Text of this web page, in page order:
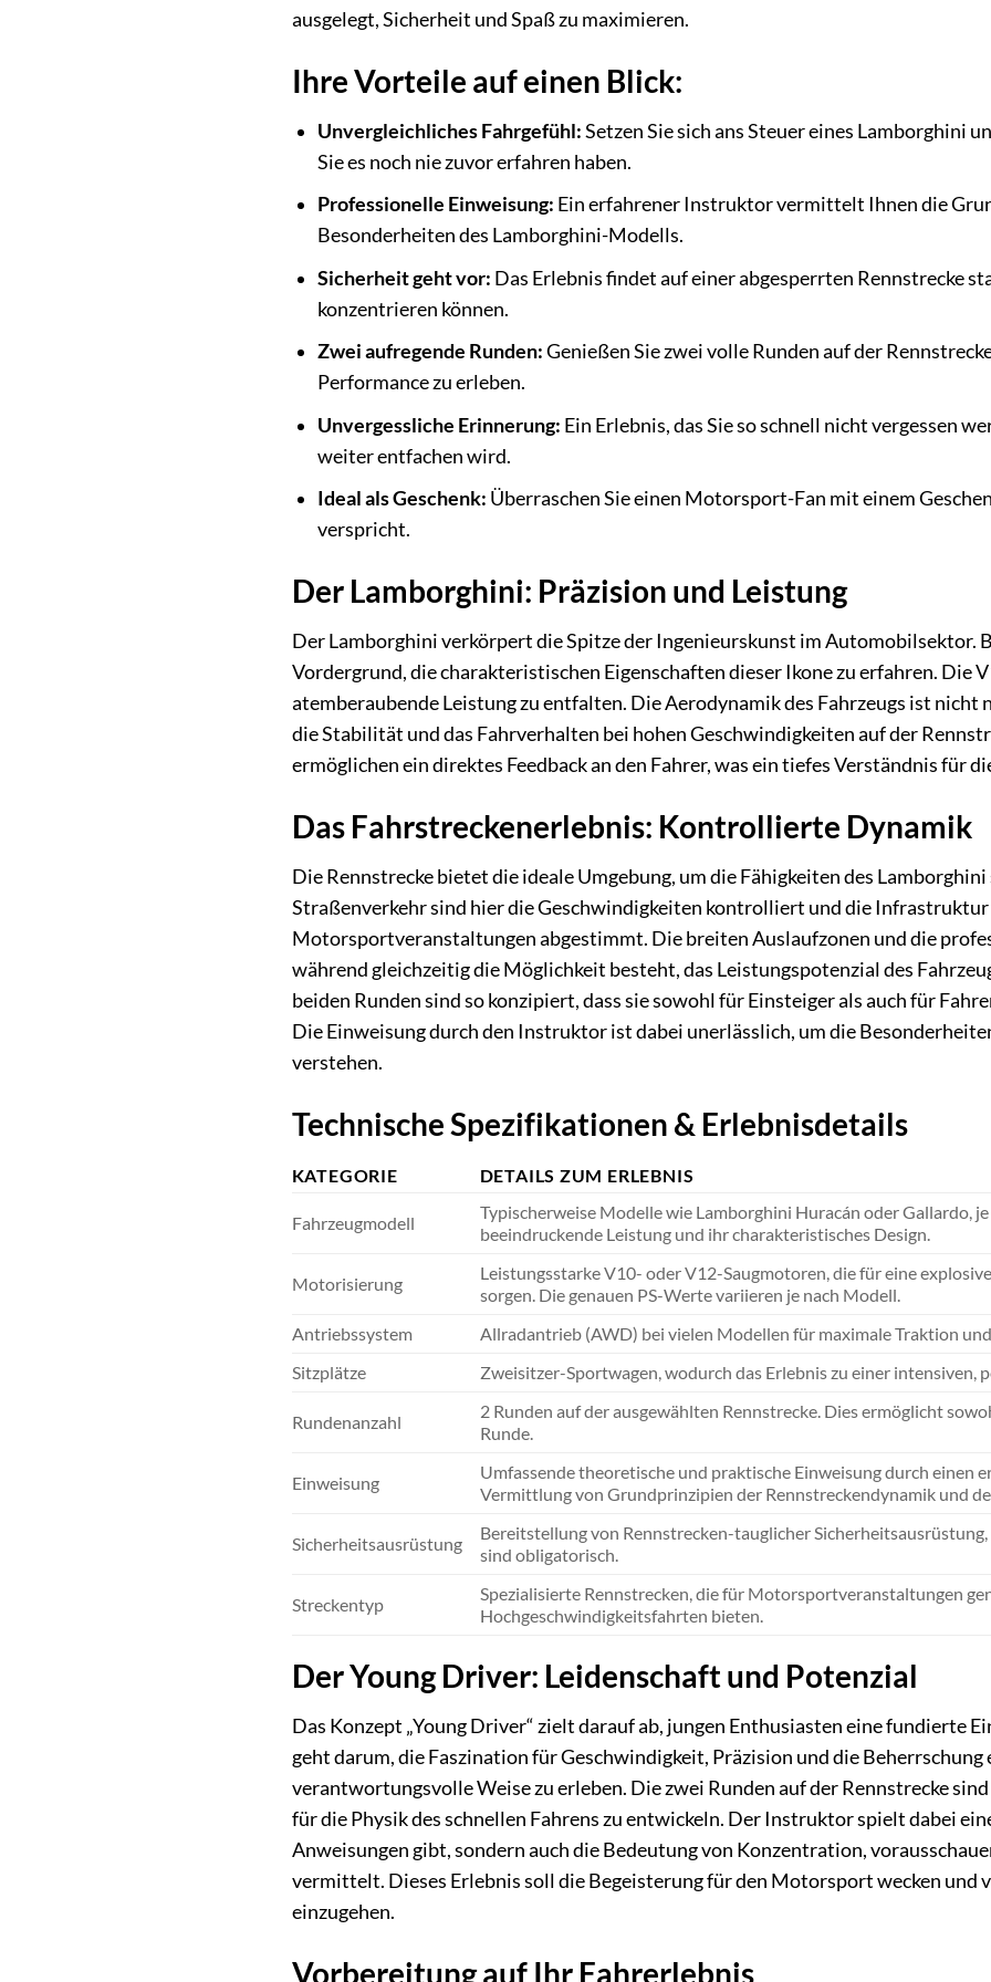
ausgelegt, Sicherheit und Spaß zu maximieren.
Ihre Vorteile auf einen Blick:
Unvergleichliches Fahrgefühl:Setzen Sie sich ans Steuer eines Lamborghini
Sie es noch nie zuvor erfahren haben.
Professionelle Einweisung: Ein erfahrener Instruktor vermittelt Ihnen die
Besonderheiten des Lamborghini-Modells.
Sicherheit geht vor: Das Erlebnis findet auf einer abgesperrten Rennstrecke
konzentrieren können.
Zwei aufregende Runden:Genießen Sie zwei volle Runden auf der
Performance zu erleben.
Unvergessliche Erinnerung: Ein Erlebnis, das Sie so schnell nicht vergessen
weiter entfachen wird.
Ideal als Geschenk: Überraschen Sie einen Motorsport-Fan mit einem
verspricht.
Der Lamborghini: Präzision und Leistung
Der Lamborghini verkörpert die Spitze der Ingenieurskunst im Automobilsektor.
Vordergrund, die charakteristischen Eigenschaften dieser Ikone zu erfahren. Die
atemberaubende Leistung zu entfalten. Die Aerodynamik des Fahrzeugs ist
die Stabilität und das Fahrverhalten bei hohen Geschwindigkeiten auf der
ermöglichen ein direktes Feedback an den Fahrer, was ein tiefes Verständnis für
Das Fahrstreckenerlebnis: Kontrollierte Dynamik
Die Rennstrecke bietet die ideale Umgebung, um die Fähigkeiten des
Straßenverkehr sind hier die Geschwindigkeiten kontrolliert und die Infrastruktur
Motorsportveranstaltungen abgestimmt. Die breiten Auslaufzonen und die
während gleichzeitig die Möglichkeit besteht, das Leistungspotenzial des
beiden Runden sind so konzipiert, dass sie sowohl für Einsteiger als auch für
Die Einweisung durch den Instruktor ist dabei unerlässlich, um die
verstehen.
Technische Spezifikationen & Erlebnisdetails
KATEGORIE DETAILS ZUM ERLEBNIS
Fahrzeugmodell
Typischerweise Modelle wie Lamborghini Huracán oder Gallardo,
beeindruckende Leistung und ihr charakteristisches Design.
Motorisierung
Leistungsstarke V10- oder V12-Saugmotoren, die für eine
sorgen. Die genauen PS-Werte variieren je nach Modell.
Antriebssystem
Allradantrieb (AWD) bei vielen Modellen für maximale Traktion
Sitzplätze
Zweisitzer-Sportwagen, wodurch das Erlebnis zu einer intensiven,
Rundenanzahl
2 Runden auf der ausgewählten Rennstrecke. Dies ermöglicht
Runde.
Einweisung
Umfassende theoretische und praktische Einweisung durch
Vermittlung von Grundprinzipien der Rennstreckendynamik und
Sicherheitsausrüstung
Bereitstellung von Rennstrecken-tauglicher
sind obligatorisch.
Streckentyp
Spezialisierte Rennstrecken, die für Motorsportveranstaltungen
Hochgeschwindigkeitsfahrten bieten.
Der Young Driver: Leidenschaft und Potenzial
Das Konzept „Young Driver“ zielt darauf ab, jungen Enthusiasten eine fundierte
geht darum, die Faszination für Geschwindigkeit, Präzision und die
verantwortungsvolle Weise zu erleben. Die zwei Runden auf der Rennstrecke
für die Physik des schnellen Fahrens zu entwickeln. Der Instruktor spielt dabei
Anweisungen gibt, sondern auch die Bedeutung von Konzentration,
vermittelt. Dieses Erlebnis soll die Begeisterung für den Motorsport wecken und
einzugehen.
Vorbereitung auf Ihr Fahrerlebnis